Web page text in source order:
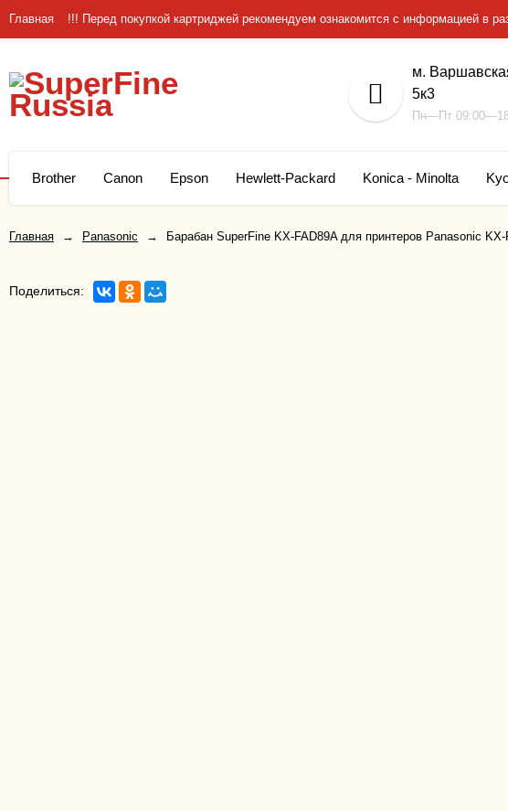
Главная !!! Перед покупкой картриджей рекомендуем ознакомится с информацией в
м.
5к3
Пн—Пт
Brother Canon Epson Hewlett-Packard Konica - Minolta
Главная → Panasonic → Барабан SuperFine KX-FAD89A для принтеров Panasonic
Поделиться: